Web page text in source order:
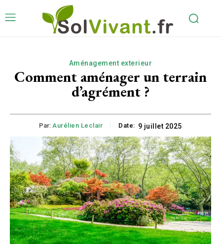
Aménagement exterieur
Comment aménager un terrain
d’agrément ?
Par: Aurélien Leclair Date: 9 juillet 2025